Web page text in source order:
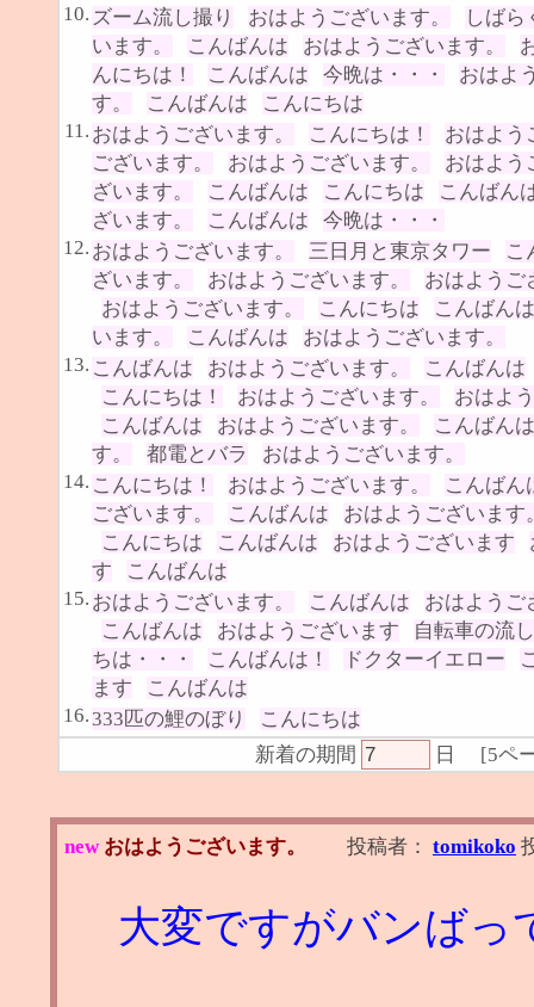
10. ズーム流し撮り おはようございます。
しばら
います。
こんばんは おはようございます。
んにちは！
こんばんは 今晩は・・・
おはよ
す。
こんばんは
こんにちは
11. おはようございます。 こんにちは！
おはよう
ございます。
おはようございます。
おはよう
ざいます。
こんばんは こんにちは
こんばん
ざいます。
こんばんは
今晩は・・・
12. おはようございます。 三日月と東京タワー
こ
ざいます。
おはようございます。
おはようご
おはようございます。
こんにちは
こんばんは
います。
こんばんは
おはようございます。
13. こんばんは おはようございます。
こんばんは
こんにちは！
おはようございます。
おはよ
こんばんは
おはようございます。
こんばんは
す。
都電とバラ
おはようございます。
14. こんにちは！ おはようございます。
こんばん
ございます。
こんばんは
おはようございます
こんにちは
こんばんは おはようございます
す
こんばんは
15. おはようございます。 こんばんは
おはようご
こんばんは
おはようございます
自転車の流
ちは・・・
こんばんは！ ドクターイエロー
ます
こんばんは
16.333匹の鯉のぼり
こんにちは
新着の期間
日 [5ペ
new おはようございます。 投稿者： tomikoko
大変ですがバンばっ